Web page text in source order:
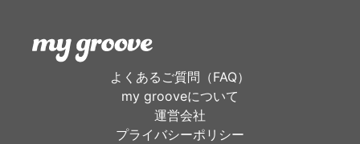
よくあるご質問（FAQ）
my grooveについて
運営会社
プライバシーポリシー